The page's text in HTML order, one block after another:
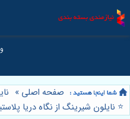
صفحه اصلی »
⭐️ نایلون شیرینگ از نگاه دریا